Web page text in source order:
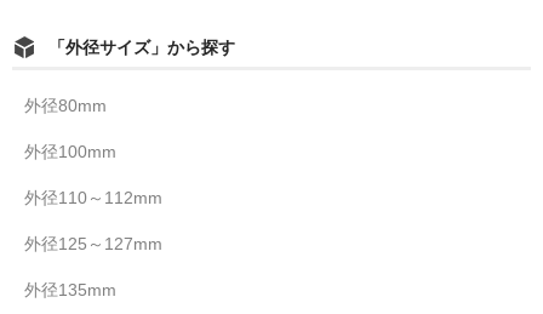
「外径サイズ」から探す
外径80mm
外径100mm
外径110～112mm
外径125～127mm
外径135mm